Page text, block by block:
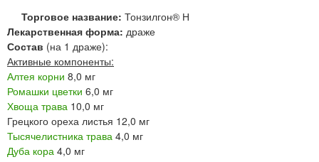
Торговое название: Тонзилгон® Н
Лекарственная форма: драже
Состав (на 1 драже):
Активные компоненты:
Алтея корни 8,0 мг
Ромашки цветки 6,0 мг
Хвоща трава 10,0 мг
Грецкого ореха листья 12,0 мг
Тысячелистника трава 4,0 мг
Дуба кора 4,0 мг